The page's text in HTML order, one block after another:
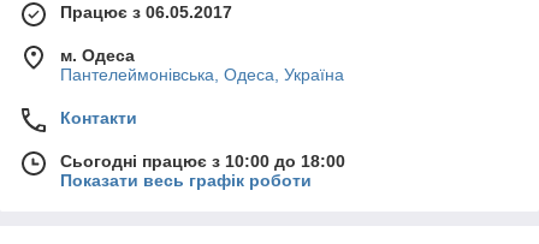
Працює з 06.05.2017
м. Одеса
Пантелеймонівська, Одеса, Україна
Контакти
Сьогодні працює з 10:00 до 18:00
Показати весь графік роботи